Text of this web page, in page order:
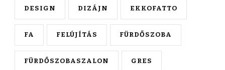
DESIGN DIZÁJN EKKOFATTO
FA FELÚJÍTÁS FÜRDŐSZOBA
FÜRDŐSZOBASZALON GRES